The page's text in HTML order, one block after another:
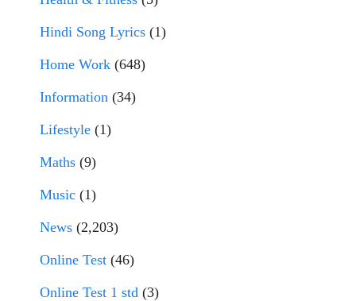
Hindi Song Lyrics (1)
Home Work (648)
Information (34)
Lifestyle (1)
Maths (9)
Music (1)
News (2,203)
Online Test (46)
Online Test 1 std (3)